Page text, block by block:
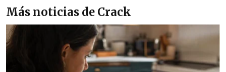
Más noticias de Crack